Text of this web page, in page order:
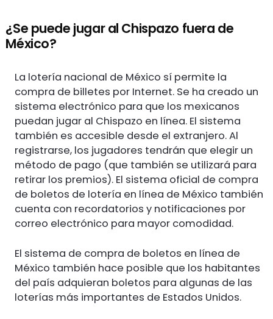
¿Se puede jugar al Chispazo fuera de
México?
La lotería nacional de México sí permite la
compra de billetes por Internet. Se ha creado un
sistema electrónico para que los mexicanos
puedan jugar al Chispazo en línea. El sistema
también es accesible desde el extranjero. Al
registrarse, los jugadores tendrán que elegir un
método de pago (que también se utilizará para
retirar los premios). El sistema oficial de compra
de boletos de lotería en línea de México también
cuenta con recordatorios y notificaciones por
correo electrónico para mayor comodidad.
El sistema de compra de boletos en línea de
México también hace posible que los habitantes
del país adquieran boletos para algunas de las
loterías más importantes de Estados Unidos.